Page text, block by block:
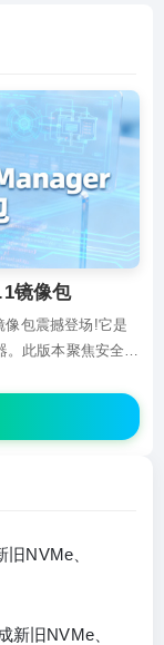
镜像包
包震撼登场!它是
。此版本聚焦安全，
为运维人员提供直
况。借助智能分
NVMe、
新旧NVMe、